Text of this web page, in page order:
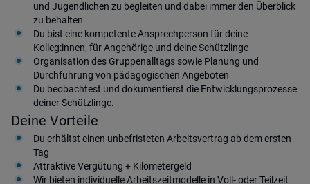
und Jugendlichen zu begleiten und dabei immer den Überblick
zu behalten
Du bist eine kompetente Ansprechperson für deine
Kolleg:innen, für Angehörige und deine Schützlinge
Organisation des Gruppenalltags sowie Planung und
Durchführung von pädagogischen Angeboten
Du beobachtest und dokumentierst die Entwicklungsprozesse
deiner Schützlinge.
Deine Vorteile
Du erhältst einen unbefristeten Arbeitsvertrag ab dem ersten
Tag
Attraktive Vergütung + Kilometergeld
Wir bieten individuelle Arbeitszeitmodelle in Voll- oder Teilzeit